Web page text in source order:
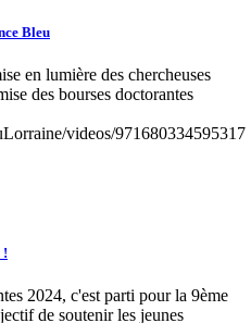
Bleu
en lumière des chercheuses
des bourses doctorantes
videos/971680334595317
!
2024, c'est parti pour la 9ème
de soutenir les jeunes